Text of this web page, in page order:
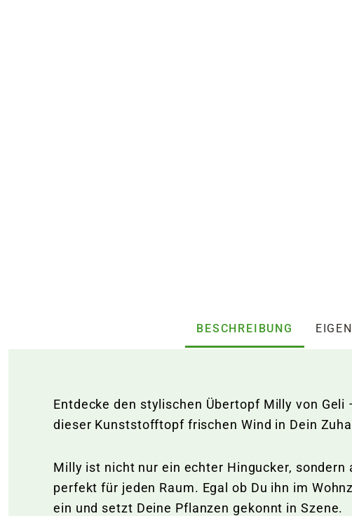
BESCHREIBUNG
Entdecke den stylischen Übertopf Milly von
dieser Kunststofftopf frischen Wind in Dein
Milly ist nicht nur ein echter Hingucker,
perfekt für jeden Raum. Egal ob Du ihn im
ein und setzt Deine Pflanzen gekonnt in Szene.